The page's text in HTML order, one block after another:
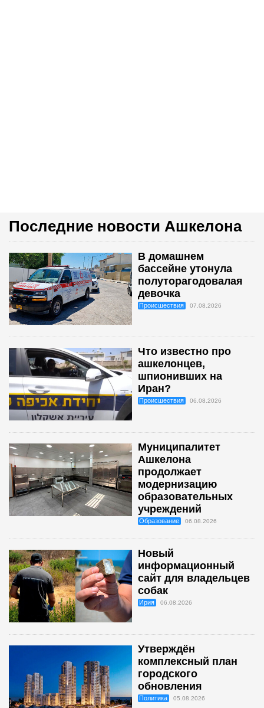
Последние новости Ашкелона
В домашнем
бассейне утонула
полуторагодовалая
девочка
Происшествия 07.08.2026
Что известно про
ашкелонцев,
шпионивших на
Иран?
Происшествия 06.08.2026
Муниципалитет
Ашкелона
продолжает
модернизацию
образовательных
учреждений
Образование 06.08.2026
Новый
информационный
сайт для владельцев
собак
Ирия 06.08.2026
Утверждён
комплексный план
городского
обновления
Политика 05.08.2026